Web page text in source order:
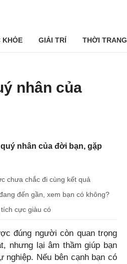
KHỎE GIẢI TRÍ THỜI TRANG
nhân của
nhân của đời bạn, gặp
chưa chắc đi cùng kết quả
đến gần, xem bạn có không?
cực giàu có
đúng người còn quan trọng
nhưng lại âm thầm giúp bạn
Nếu bên cạnh bạn có